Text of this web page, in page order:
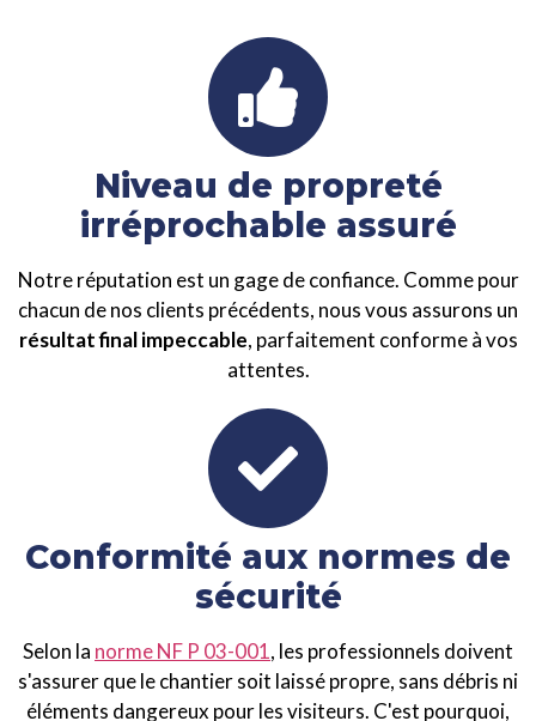
Niveau de propreté
irréprochable assuré
Notre réputation est un gage de confiance. Comme pour
chacun de nos clients précédents, nous vous assurons un
résultat final impeccable, parfaitement conforme à vos
attentes.
Conformité aux normes de
sécurité
Selon la norme NF P 03-001, les professionnels doivent
s'assurer que le chantier soit laissé propre, sans débris ni
éléments dangereux pour les visiteurs. C'est pourquoi,